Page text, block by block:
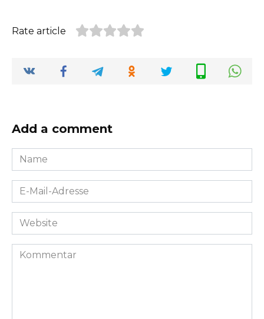
Rate article
Add a comment
Name
*
E-
Mail-
Adresse
Website
Kommentar